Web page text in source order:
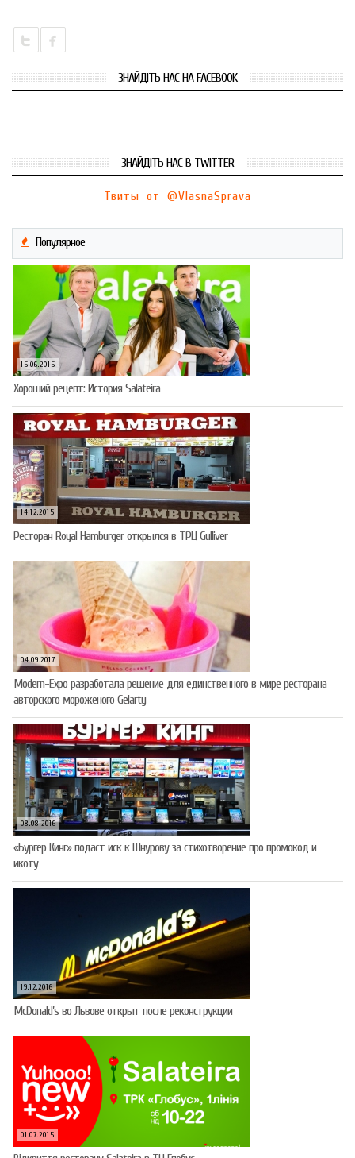
ЗНАЙДІТЬ НАС НА FACEBOOK
ЗНАЙДІТЬ НАС В TWITTER
Твиты от @VlasnaSprava
Популярное
15.06.2015
Хороший рецепт: История Salateira
14.12.2015
Ресторан Royal Hamburger открылся в ТРЦ Gulliver
04.09.2017
Modern-Expo разработала решение для единственного в мире ресторана
авторского мороженого Gelarty
08.08.2016
«Бургер Кинг» подаст иск к Шнурову за стихотворение про промокод и
икоту
19.12.2016
McDonald’s во Львове открыт после реконструкции
01.07.2015